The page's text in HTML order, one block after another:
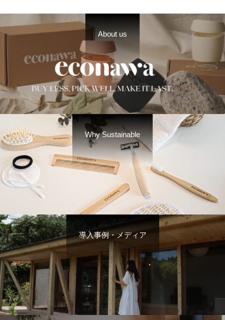
About us
Why Sustainable
導入事例・メディア